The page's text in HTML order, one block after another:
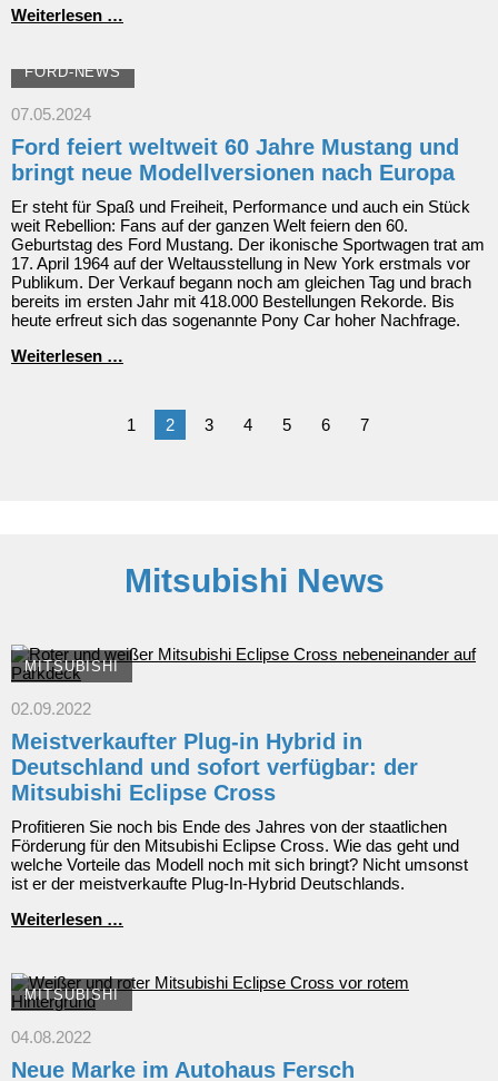
Weiterlesen …
Capri:
vollelektrisches
mit
Power,
Seele
und
Kultfaktor
FORD-NEWS
07.05.2024
Ford feiert weltweit 60 Jahre Mustang und
bringt neue Modellversionen nach Europa
Er steht für Spaß und Freiheit, Performance und auch ein Stück
weit Rebellion: Fans auf der ganzen Welt feiern den 60.
Geburtstag des Ford Mustang. Der ikonische Sportwagen trat am
17. April 1964 auf der Weltausstellung in New York erstmals vor
Publikum. Der Verkauf begann noch am gleichen Tag und brach
bereits im ersten Jahr mit 418.000 Bestellungen Rekorde. Bis
heute erfreut sich das sogenannte Pony Car hoher Nachfrage.
Weiterlesen …
Jahre
1 2 3 4 5 6 7
Mitsubishi News
MITSUBISHI
02.09.2022
Meistverkaufter Plug-in Hybrid in
Deutschland und sofort verfügbar: der
Mitsubishi Eclipse Cross
Profitieren Sie noch bis Ende des Jahres von der staatlichen
Förderung für den Mitsubishi Eclipse Cross. Wie das geht und
welche Vorteile das Modell noch mit sich bringt? Nicht umsonst
ist er der meistverkaufte Plug-In-Hybrid Deutschlands.
Weiterlesen …
Hybrid
in
Deutschland
verfügbar:
MITSUBISHI
04.08.2022
Neue Marke im Autohaus Fersch